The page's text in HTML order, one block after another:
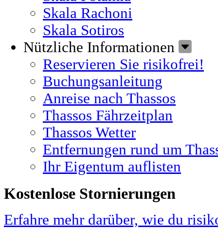
Skala Rachoni
Skala Sotiros
Nützliche Informationen
Reservieren Sie risikofrei!
Buchungsanleitung
Anreise nach Thassos
Thassos Fährzeitplan
Thassos Wetter
Entfernungen rund um
Ihr Eigentum auflisten
Kostenlose Stornierungen
Erfahre mehr darüber, wie du